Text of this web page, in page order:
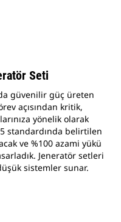
Seti
güvenilir güç üreten
açısından kritik,
yönelik olarak
standardında belirtilen
ve %100 azami yükü
Jeneratör setleri
sistemler sunar.